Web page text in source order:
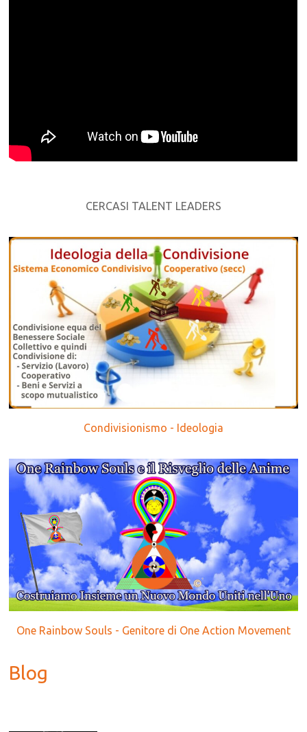
CERCASI TALENT LEADERS
Condivisionismo - Ideologia
One Rainbow Souls - Genitore di One Action Movement
Blog